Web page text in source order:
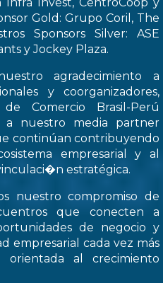
Gold: Grupo Coril, The
Sponsors Silver: ASE
y Jockey Plaza.
agradecimiento a
y coorganizadores,
Comercio Brasil-Perú
a nuestro media partner
continúan contribuyendo
empresarial y al
estratégica.
nuestro compromiso de
que conecten a
de negocio y
empresarial cada vez más
orientada al crecimiento